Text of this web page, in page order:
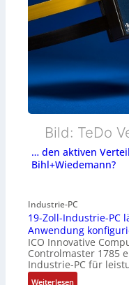
Bild: TeDo
… den aktiven
Bihl+Wiedemann?
Industrie-PC
19-Zoll-Industrie-PC
Anwendung
ICO Innovative
Controlmaster 1785
Industrie-PC für
Weiterlesen: